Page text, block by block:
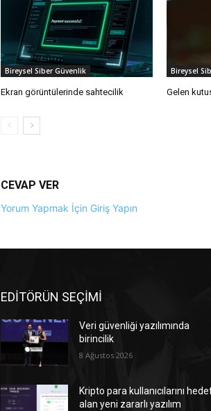
Bireysel Siber Güvenlik
Ekran görüntülerinde sahtecilik
Bireysel
Gelen
CEVAP VER
Yorum Yapmak İçin Giriş Yapın
EDİTÖRÜN SEÇİMİ
Veri güvenliği yazılımında
birincilik
8 Ağustos 2026
Kripto para kullanıcılarını
alan yeni zararlı yazılım